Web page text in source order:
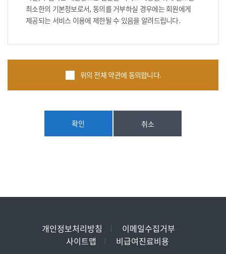
제3항에 의한 개정약관의 공지기간 내에 “사이트”에 송신하여
“사이트”의 동의를 받은 경우에는 개정약관 조항이 적용됩니다.
제4조(서비스의 제공 및 변경)
2. 구매계약이 체결된 재화 또는 용역의 배송
3. 기타 “사이트”가 정하는 업무
“사이트”에 고의 또는 과실이 없는 경우에는 그러하지 아니합니다.
11. 영상정보처리기기 운영관리방침
12. 정책 변경에 따른 공지의무
개인정보만을 수집합니다. 귀하가 본원의 서비스를 이용하기
위해서는 회원가입 시 필수항목과 선택항목이 있는데, 메일수신여부
- 필수항목 : 이름, 생년월일, 아이디, 비밀번호, 휴대폰번호,
- 선택항목 : 전화번호, 주소, 이메일수신동의
최소한의 기본정보로서, 동의를 거부하실 경우에는 회원에게
제공되는 서비스 이용에 제한될 수 있음을 알려드립니다.
위의 전체 약관에 동의합니다.
확인 취소
개인정보처리방침
이메일수집거부
사이트맵
비급여진료비용